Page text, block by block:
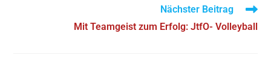
Nächster Beitrag
Mit Teamgeist zum Erfolg: JtfO- Volleyball